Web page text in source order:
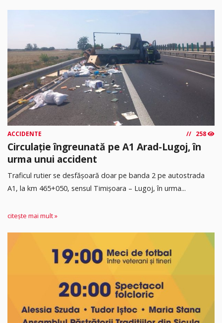
ACCIDENTE 258
Circulație îngreunată pe A1 Arad-Lugoj, în
urma unui accident
Traficul rutier se desfășoară doar pe banda 2 pe autostrada
A1, la km 465+050, sensul Timişoara – Lugoj, în urma...
citește mai mult »